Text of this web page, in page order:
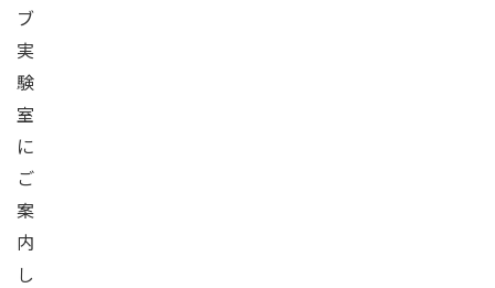
ブ
実
験
室
に
ご
案
内
し